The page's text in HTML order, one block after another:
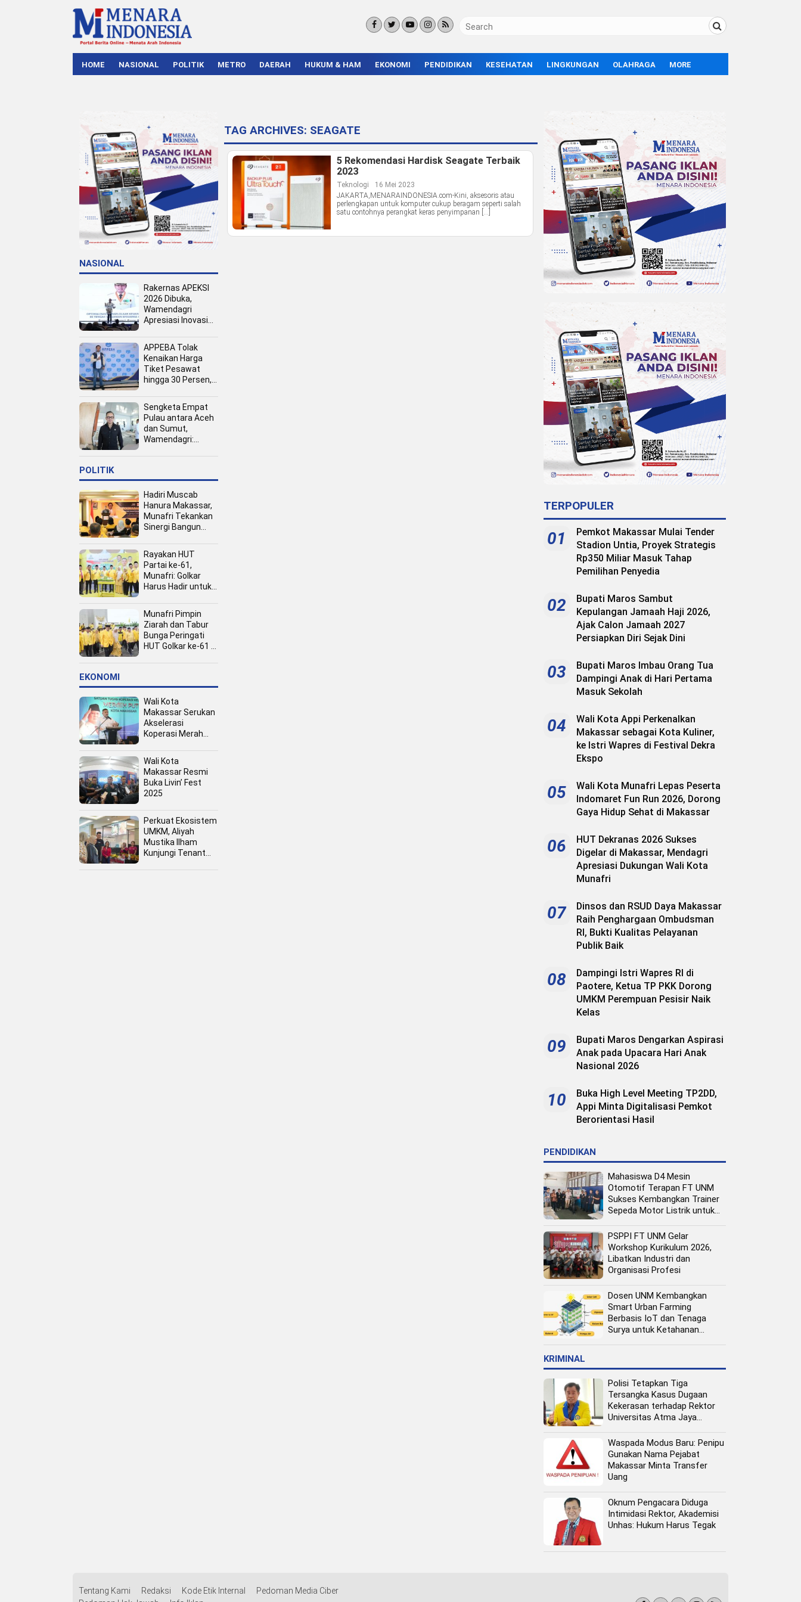
HOME NASIONAL POLITIK METRO DAERAH HUKUM & HAM EKONOMI PENDIDIKAN KESEHATAN LINGKUNGAN OLAHRAGA MORE
NASIONAL
Rakernas APEKSI
2026 Dibuka,
Wamendagri
Apresiasi Inovasi
Tingkat Kota
APPEBA Tolak
Kenaikan Harga
Tiket Pesawat
hingga 30 Persen,
Jamaah Haji dan
Umrah
Sengketa Empat
Pulau antara Aceh
dan Sumut,
Wamendagri:
POLITIK
Hadiri Muscab
Hanura Makassar,
Munafri Tekankan
Sinergi Bangun
Rayakan HUT
Partai ke-61,
Munafri: Golkar
Harus Hadir untuk
Munafri Pimpin
Ziarah dan Tabur
Bunga Peringati
HUT Golkar ke-61 di
EKONOMI
Wali Kota
Makassar Serukan
Akselerasi
Koperasi Merah
Program Presiden
Prabowo
Wali Kota
Makassar Resmi
Buka Livin’ Fest
2025
Perkuat Ekosistem
UMKM, Aliyah
Mustika Ilham
Kunjungi Tenant
TAG ARCHIVES: SEAGATE
5 Rekomendasi Hardisk Seagate Terbaik
2023
Teknologi
16 Mei 2023
JAKARTA,MENARAINDONESIA.com-Kini, aksesoris atau
perlengkapan untuk komputer cukup beragam seperti salah
satu contohnya perangkat keras penyimpanan […]
TERPOPULER
01
Pemkot Makassar Mulai Tender
Stadion Untia, Proyek Strategis
Rp350 Miliar Masuk Tahap
Pemilihan Penyedia
02
Bupati Maros Sambut
Kepulangan Jamaah Haji 2026,
Ajak Calon Jamaah 2027
Persiapkan Diri Sejak Dini
03
Bupati Maros Imbau Orang Tua
Dampingi Anak di Hari Pertama
Masuk Sekolah
04
Wali Kota Appi Perkenalkan
Makassar sebagai Kota Kuliner,
ke Istri Wapres di Festival Dekra
Ekspo
05
Wali Kota Munafri Lepas Peserta
Indomaret Fun Run 2026, Dorong
Gaya Hidup Sehat di Makassar
06
HUT Dekranas 2026 Sukses
Digelar di Makassar, Mendagri
Apresiasi Dukungan Wali Kota
Munafri
07
Dinsos dan RSUD Daya Makassar
Raih Penghargaan Ombudsman
RI, Bukti Kualitas Pelayanan
Publik Baik
08
Dampingi Istri Wapres RI di
Paotere, Ketua TP PKK Dorong
UMKM Perempuan Pesisir Naik
Kelas
09
Bupati Maros Dengarkan Aspirasi
Anak pada Upacara Hari Anak
Nasional 2026
10
Buka High Level Meeting TP2DD,
Appi Minta Digitalisasi Pemkot
Berorientasi Hasil
PENDIDIKAN
Mahasiswa D4 Mesin
Otomotif Terapan FT UNM
Sukses Kembangkan Trainer
Sepeda Motor Listrik untuk
PSPPI FT UNM Gelar
Workshop Kurikulum 2026,
Libatkan Industri dan
Organisasi Profesi
Dosen UNM Kembangkan
Smart Urban Farming
Berbasis IoT dan Tenaga
Surya untuk Ketahanan
KRIMINAL
Polisi Tetapkan Tiga
Tersangka Kasus Dugaan
Kekerasan terhadap Rektor
Universitas Atma Jaya
Waspada Modus Baru: Penipu
Gunakan Nama Pejabat
Makassar Minta Transfer
Uang
Oknum Pengacara Diduga
Intimidasi Rektor, Akademisi
Unhas: Hukum Harus Tegak
Tentang Kami Redaksi Kode Etik Internal
Pedoman Media Ciber